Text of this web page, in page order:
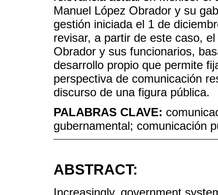
Manuel López Obrador y su
gestión iniciada el 1 de
revisar, a partir de este caso,
Obrador y sus funcionarios,
desarrollo propio que permite
perspectiva de comunicación
discurso de una figura pública.
PALABRAS CLAVE:
gubernamental; comunicación
ABSTRACT:
Increasingly, government